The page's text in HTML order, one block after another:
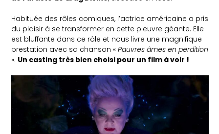
Habituée des rôles comiques, l’actrice américaine a pris
du plaisir à se transformer en cette pieuvre géante. Elle
est bluffante dans ce rôle et nous livre une magnifique
prestation avec sa chanson «Pauvres âmes en perdition
». Un casting très bien choisi pour un film à voir !